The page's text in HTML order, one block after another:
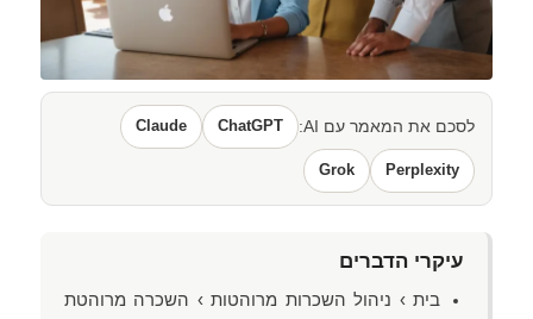
לסכם את המאמר עם AI: ChatGPT
Claude
Perplexity
Grok
עיקרי הדברים
בית › ניהול השכרות מרוהטות › השכרה מרוהטת